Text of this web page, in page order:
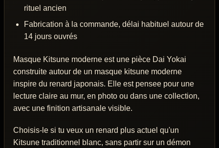
rituel ancien
Fabrication à la commande, délai habituel autour de
14 jours ouvrés
Masque Kitsune moderne est une pièce Dai Yokai
construite autour de un masque kitsune moderne
inspire du renard japonais. Elle est pensee pour une
lecture claire au mur, en photo ou dans une collection,
avec une finition artisanale visible.
Choisis-le si tu veux un renard plus actuel qu'un
Kitsune traditionnel blanc, sans partir sur un démon